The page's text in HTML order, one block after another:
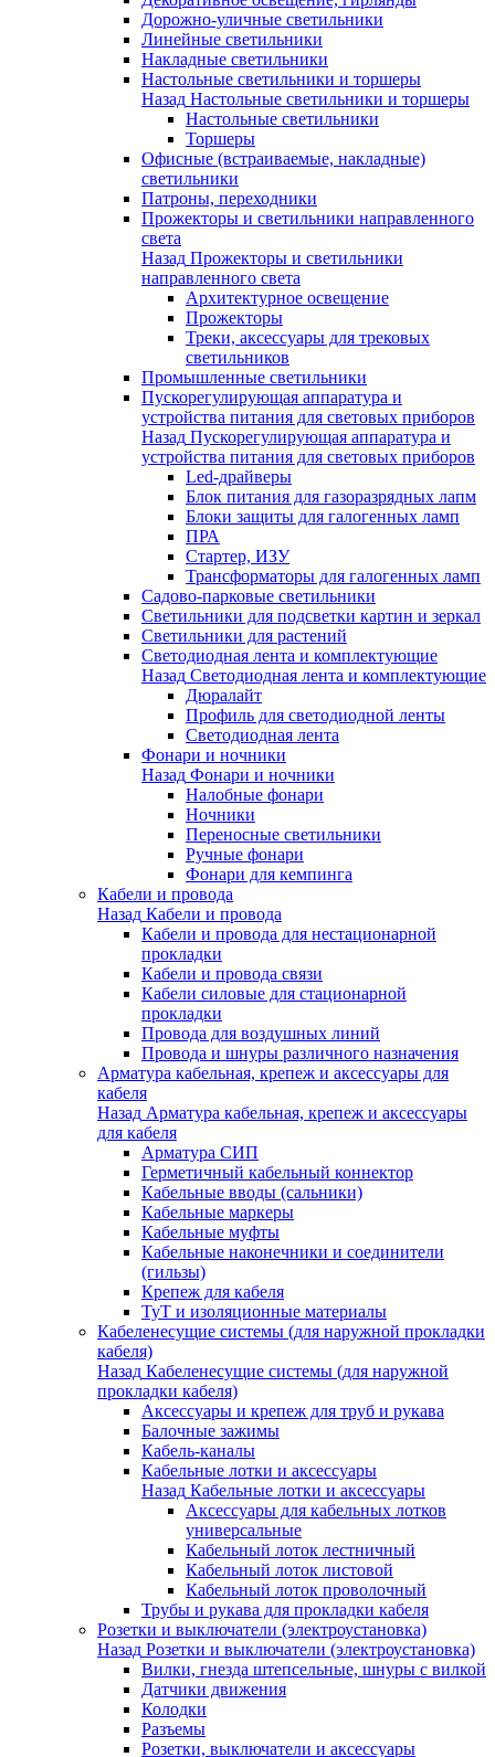
Дорожно-уличные светильники
Линейные светильники
Накладные светильники
Настольные светильники и торшеры
Назад Настольные светильники и торшеры
Настольные светильники
Торшеры
Офисные (встраиваемые, накладные)
светильники
Патроны, переходники
Прожекторы и светильники направленного
света
Назад Прожекторы и светильники
направленного света
Архитектурное освещение
Прожекторы
Треки, аксессуары для трековых
светильников
Промышленные светильники
Пускорегулирующая аппаратура и
устройства питания для световых приборов
Назад Пускорегулирующая аппаратура и
устройства питания для световых приборов
Led-драйверы
Блок питания для газоразрядных лапм
Блоки защиты для галогенных ламп
ПРА
Стартер, ИЗУ
Трансформаторы для галогенных ламп
Садово-парковые светильники
Светильники для подсветки картин и зеркал
Светильники для растений
Светодиодная лента и комплектующие
Назад Светодиодная лента и комплектующие
Дюралайт
Профиль для светодиодной ленты
Светодиодная лента
Фонари и ночники
Назад Фонари и ночники
Налобные фонари
Ночники
Переносные светильники
Ручные фонари
Фонари для кемпинга
Кабели и провода
Назад Кабели и провода
Кабели и провода для нестационарной
прокладки
Кабели и провода связи
Кабели силовые для стационарной
прокладки
Провода для воздушных линий
Провода и шнуры различного назначения
Арматура кабельная, крепеж и аксессуары для
кабеля
Назад Арматура кабельная, крепеж и аксессуары
для кабеля
Арматура СИП
Герметичный кабельный коннектор
Кабельные вводы (сальники)
Кабельные маркеры
Кабельные муфты
Кабельные наконечники и соединители
(гильзы)
Крепеж для кабеля
ТуТ и изоляционные материалы
Кабеленесущие системы (для наружной прокладки
кабеля)
Назад Кабеленесущие системы (для наружной
прокладки кабеля)
Аксессуары и крепеж для труб и рукава
Балочные зажимы
Кабель-каналы
Кабельные лотки и аксессуары
Назад Кабельные лотки и аксессуары
Аксессуары для кабельных лотков
универсальные
Кабельный лоток лестничный
Кабельный лоток листовой
Кабельный лоток проволочный
Трубы и рукава для прокладки кабеля
Розетки и выключатели (электроустановка)
Назад Розетки и выключатели (электроустановка)
Вилки, гнезда штепсельные, шнуры с вилкой
Датчики движения
Колодки
Разъемы
Розетки, выключатели и аксессуары